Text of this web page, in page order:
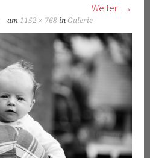
Weiter
am 1152 × 768 inGalerie